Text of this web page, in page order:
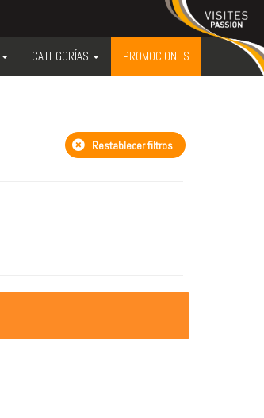
CATEGORÍAS PROMOCIONES
Restablecer filtros